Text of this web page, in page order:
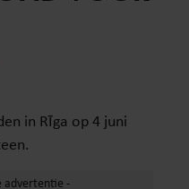
in Rīga op 4 juni